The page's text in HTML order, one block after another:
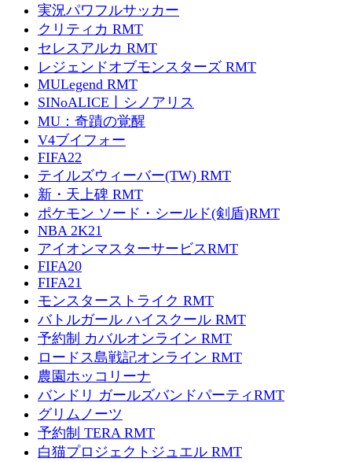
実況パワフルサッカー
クリティカ RMT
セレスアルカ RMT
レジェンドオブモンスターズ RMT
MULegend RMT
SINoALICE丨シノアリス
MU：奇蹟の覚醒
V4ブイフォー
FIFA22
テイルズウィーバー(TW) RMT
新・天上碑 RMT
ポケモン ソード・シールド(剣盾)RMT
NBA 2K21
アイオンマスターサービスRMT
FIFA20
FIFA21
モンスターストライク RMT
バトルガール ハイスクール RMT
予約制 カバルオンライン RMT
ロードス島戦記オンライン RMT
農園ホッコリーナ
バンドリ ガールズバンドパーティRMT
グリムノーツ
予約制 TERA RMT
白猫プロジェクトジュエル RMT